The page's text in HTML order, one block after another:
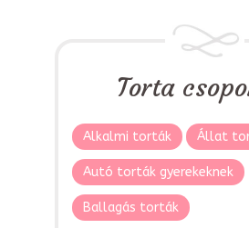
Torta
Alkalmi torták Állat
Autó torták gyerekeknek
Ballagás torták